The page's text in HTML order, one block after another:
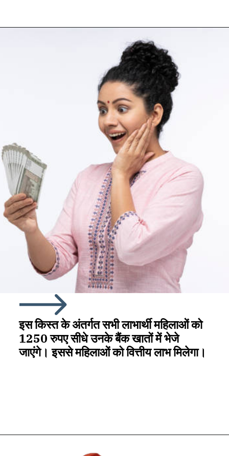
इस किस्त के अंतर्गत सभी लाभार्थी महिलाओं को
1250 रुपए सीधे उनके बैंक खातों में भेजे
जाएंगे। इससे महिलाओं को वित्तीय लाभ मिलेगा।